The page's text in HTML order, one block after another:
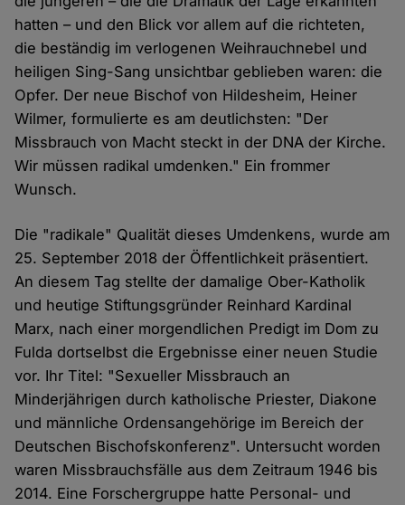
hatten – und den Blick vor allem auf die richteten,
die beständig im verlogenen Weihrauchnebel und
heiligen Sing-Sang unsichtbar geblieben waren: die
Opfer. Der neue Bischof von Hildesheim, Heiner
Wilmer, formulierte es am deutlichsten: "Der
Missbrauch von Macht steckt in der DNA der Kirche.
Wir müssen radikal umdenken." Ein frommer
Wunsch.
Die "radikale" Qualität dieses Umdenkens, wurde am
25. September 2018 der Öffentlichkeit präsentiert.
An diesem Tag stellte der damalige Ober-Katholik
und heutige Stiftungsgründer Reinhard Kardinal
Marx, nach einer morgendlichen Predigt im Dom zu
Fulda dortselbst die Ergebnisse einer neuen Studie
vor. Ihr Titel: "Sexueller Missbrauch an
Minderjährigen durch katholische Priester, Diakone
und männliche Ordensangehörige im Bereich der
Deutschen Bischofskonferenz". Untersucht worden
waren Missbrauchsfälle aus dem Zeitraum 1946 bis
2014. Eine Forschergruppe hatte Personal- und